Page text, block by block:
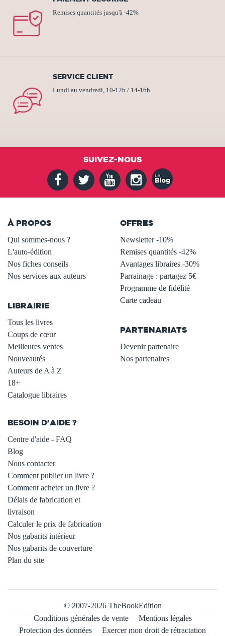
Remises quantités jusqu'à -42%
SERVICE CLIENT
Lundi au vendredi, 10-12h / 14-16h
SUIVEZ-NOUS
À PROPOS
Qui sommes-nous ?
L'auto-édition
Nos fiches conseils
Nos services aux auteurs
LIBRAIRIE
Tous les livres
Coups de cœur
Meilleures ventes
Nouveautés
Auteurs de A à Z
18+
Catalogue libraires
OFFRES
Newsletter -10%
Remises quantités -42%
Avantages libraires -30%
Parrainage : partagez 5€
Programme de fidélité
Carte cadeau
PARTENARIATS
Devenir partenaire
Nos partenaires
BESOIN D'AIDE ?
Centre d'aide - FAQ
Blog
Nous contacter
Comment publier un livre ?
Comment acheter un livre ?
Délais de fabrication et
livraison
Calculer le prix de fabrication
Nos gabarits intérieur
Nos gabarits de couverture
Plan du site
© 2007-2026 TheBookEdition
Conditions générales de vente
Mentions légales
Protection des données
Exercer mon droit de rétractation